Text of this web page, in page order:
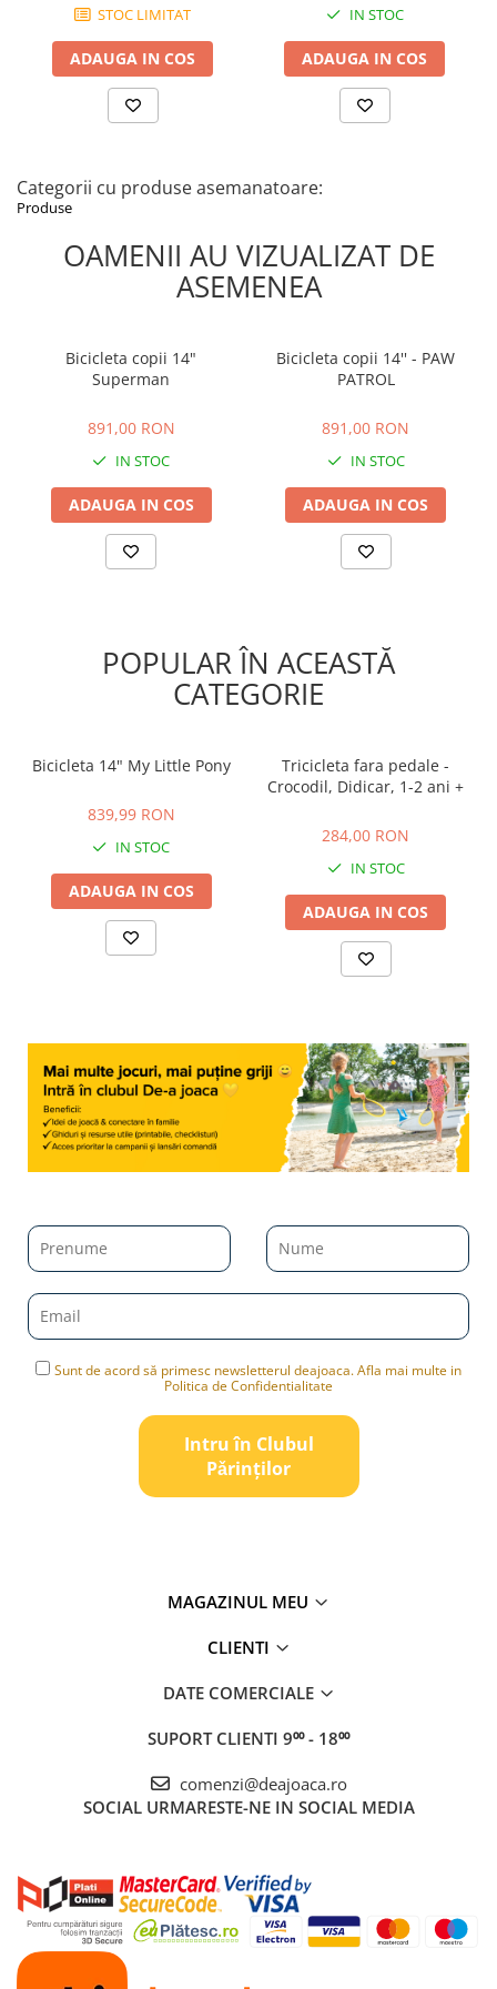
supravegherea copilului în timpul utilizării. Bicicleta nu este
destinată utilizării în trafic și trebuie asamblată complet de către
un adult înainte de folosire.
STOC LIMITAT
ADAUGA IN COS
IN STOC
ADAUGA IN COS
Categorii cu produse asemanatoare:
Produse
OAMENII AU VIZUALIZAT DE
ASEMENEA
Bicicleta copii 14"
Superman
891,00 RON
IN STOC
ADAUGA IN COS
Bicicleta copii 14'' - PAW
PATROL
891,00 RON
IN STOC
ADAUGA IN COS
POPULAR ÎN ACEASTĂ
CATEGORIE
Bicicleta 14" My Little Pony
839,99 RON
IN STOC
ADAUGA IN COS
Tricicleta fara pedale -
Crocodil, Didicar, 1-2 ani +
284,00 RON
IN STOC
ADAUGA IN COS
Sunt de acord să primesc newsletterul deajoaca. Afla mai multe in
Politica de Confidentialitate
Intru în Clubul
Pǎrinților
MAGAZINUL MEU
CLIENTI
DATE COMERCIALE
SUPORT CLIENTI 9⁰⁰ - 18⁰⁰
comenzi@deajoaca.ro
SOCIAL URMARESTE-NE IN SOCIAL MEDIA